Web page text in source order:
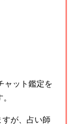
ャット鑑定を
が、占い師